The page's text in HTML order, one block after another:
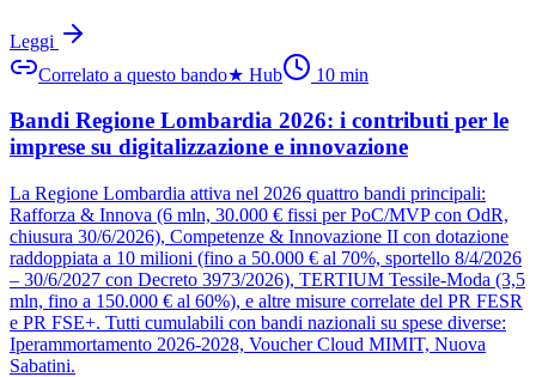
Leggi
Correlato a questo bando★ Hub 10 min
Bandi Regione Lombardia 2026: i contributi per le
imprese su digitalizzazione e innovazione
La Regione Lombardia attiva nel 2026 quattro bandi principali:
Rafforza & Innova (6 mln, 30.000 € fissi per PoC/MVP con OdR,
chiusura 30/6/2026), Competenze & Innovazione II con dotazione
raddoppiata a 10 milioni (fino a 50.000 € al 70%, sportello 8/4/2026
– 30/6/2027 con Decreto 3973/2026), TERTIUM Tessile-Moda (3,5
mln, fino a 150.000 € al 60%), e altre misure correlate del PR FESR
e PR FSE+. Tutti cumulabili con bandi nazionali su spese diverse:
Iperammortamento 2026-2028, Voucher Cloud MIMIT, Nuova
Sabatini.